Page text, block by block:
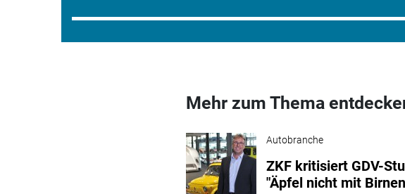
Mehr zum Thema
Autobranche
ZKF kritisiert GDV-
"Äpfel nicht mit